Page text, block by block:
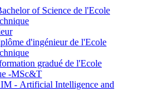
of Science de l'Ecole
d'ingénieur de l'Ecole
gradué de l'Ecole
-MSc&T
- Artificial Intelligence and